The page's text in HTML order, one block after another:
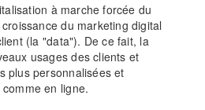
à marche forcée du
du marketing digital
(la "data"). De ce fait, la
usages des clients et
plus personnalisées et
en ligne.